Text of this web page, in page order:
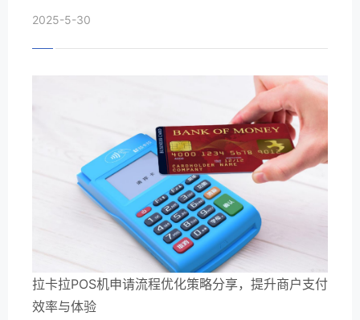
2025-5-30
拉卡拉POS机申请流程优化策略分享，提升商户支付
效率与体验